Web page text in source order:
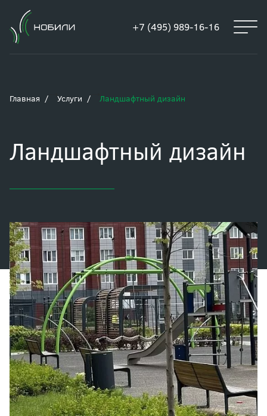
+7 (495) 989-16-16
Главная Услуги Ландшафтный дизайн
Ландшафтный дизайн